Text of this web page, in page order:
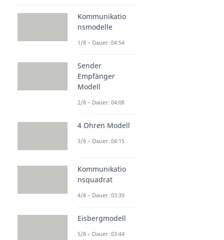
Kommunikatio
nsmodelle
1/8 – Dauer: 04:54
Sender
Empfänger
Modell
2/8 – Dauer: 04:08
4 Ohren Modell
3/8 – Dauer: 04:15
Kommunikatio
nsquadrat
4/8 – Dauer: 03:39
Eisbergmodell
5/8 – Dauer: 03:44